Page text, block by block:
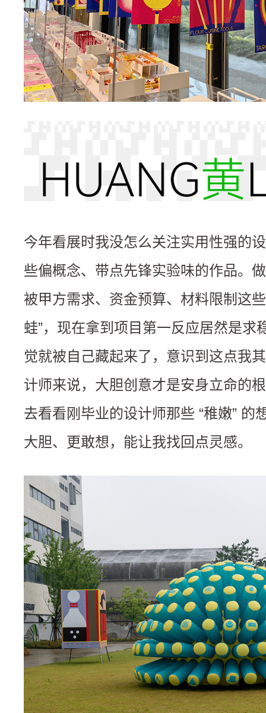
今年看展时我没怎么关注实用性强的
些偏概念、带点先锋实验味的作品。
被甲方需求、资金预算、材料限制这
蛙”，现在拿到项目第一反应居然是求
觉就被自己藏起来了，意识到这点我
计师来说，大胆创意才是安身立命的
去看看刚毕业的设计师那些 “稚嫩” 的
大胆、更敢想，能让我找回点灵感。